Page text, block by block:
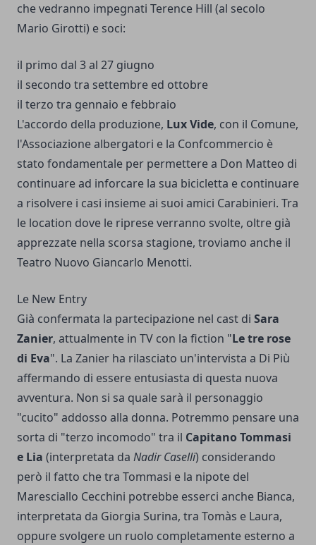
che vedranno impegnati Terence Hill (al secolo
Mario Girotti) e soci:
il primo dal 3 al 27 giugno
il secondo tra settembre ed ottobre
il terzo tra gennaio e febbraio
L'accordo della produzione, Lux Vide, con il Comune,
l'Associazione albergatori e la Confcommercio è
stato fondamentale per permettere a Don Matteo di
continuare ad inforcare la sua bicicletta e continuare
a risolvere i casi insieme ai suoi amici Carabinieri. Tra
le location dove le riprese verranno svolte, oltre già
apprezzate nella scorsa stagione, troviamo anche il
Teatro Nuovo Giancarlo Menotti.
Le New Entry
Già confermata la partecipazione nel cast di Sara
Zanier, attualmente in TV con la fiction "Le tre rose
di Eva". La Zanier ha rilasciato un'intervista a Di Più
affermando di essere entusiasta di questa nuova
avventura. Non si sa quale sarà il personaggio
"cucito" addosso alla donna. Potremmo pensare una
sorta di "terzo incomodo" tra il Capitano Tommasi
e Lia (interpretata da Nadir Caselli) considerando
però il fatto che tra Tommasi e la nipote del
Maresciallo Cecchini potrebbe esserci anche Bianca,
interpretata da Giorgia Surina, tra Tomàs e Laura,
oppure svolgere un ruolo completamente esterno a